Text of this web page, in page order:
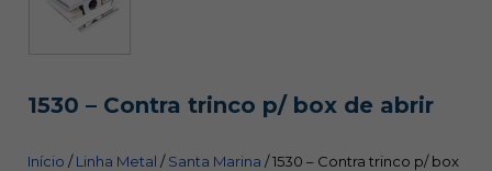
1530 – Contra trinco p/ box de abrir
Início /Linha Metal /Santa Marina / 1530 – Contra trinco p/ box